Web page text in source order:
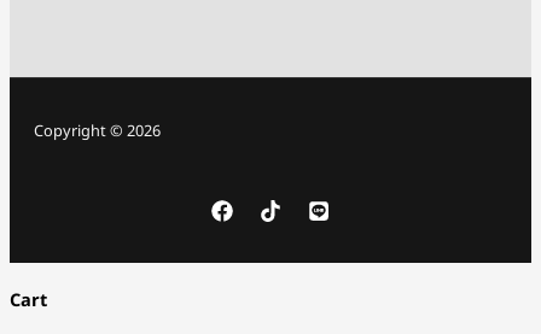
Copyright © 2026
Cart